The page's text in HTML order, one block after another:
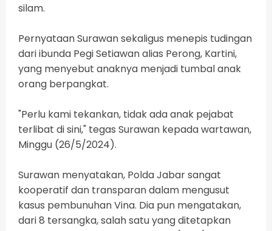
silam.
Pernyataan Surawan sekaligus menepis tudingan
dari ibunda Pegi Setiawan alias Perong, Kartini,
yang menyebut anaknya menjadi tumbal anak
orang berpangkat.
"Perlu kami tekankan, tidak ada anak pejabat
terlibat di sini," tegas Surawan kepada wartawan,
Minggu (26/5/2024).
Surawan menyatakan, Polda Jabar sangat
kooperatif dan transparan dalam mengusut
kasus pembunuhan Vina. Dia pun mengatakan,
dari 8 tersangka, salah satu yang ditetapkan